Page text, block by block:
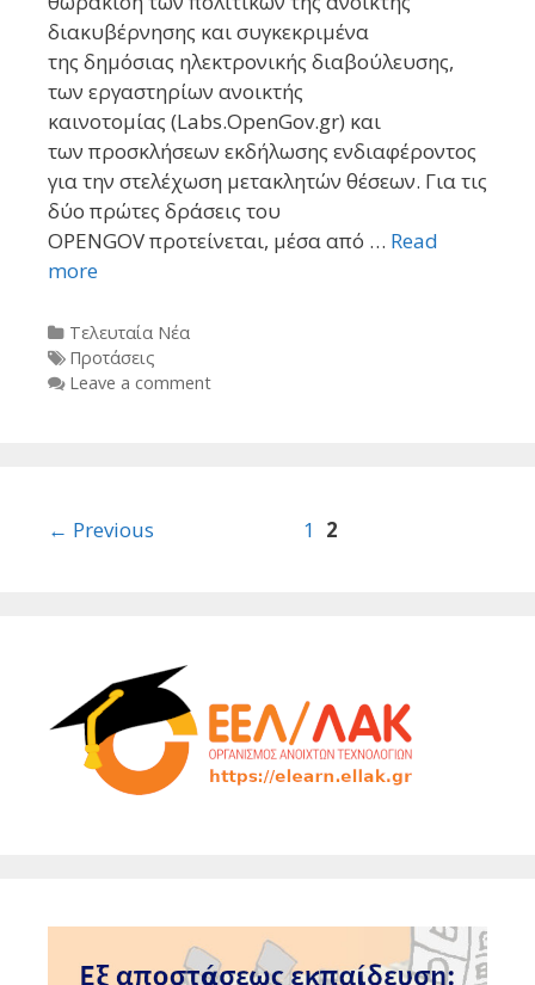
διακυβέρνησης και συγκεκριμένα
της δημόσιας ηλεκτρονικής διαβούλευσης,
των εργαστηρίων ανοικτής
καινοτομίας (Labs.OpenGov.gr) και
των προσκλήσεων εκδήλωσης ενδιαφέροντος
για την στελέχωση μετακλητών θέσεων. Για τις
δύο πρώτες δράσεις του
OPENGOV προτείνεται, μέσα από … Read
more
Categories
Τελευταία Νέα
Tags
Προτάσεις
Leave a comment
Post
← Previous 1 2